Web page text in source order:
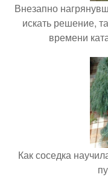
Внезапно
искать решение,
времени
Как соседка